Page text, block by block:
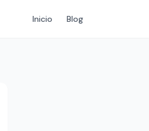
Inicio Blog